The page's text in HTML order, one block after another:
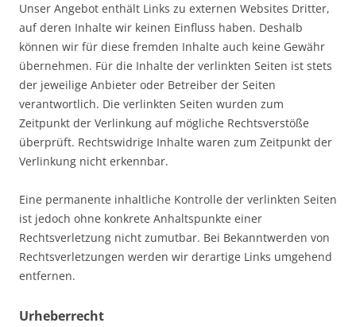
Unser Angebot enthält Links zu externen Websites Dritter,
auf deren Inhalte wir keinen Einfluss haben. Deshalb
können wir für diese fremden Inhalte auch keine Gewähr
übernehmen. Für die Inhalte der verlinkten Seiten ist stets
der jeweilige Anbieter oder Betreiber der Seiten
verantwortlich. Die verlinkten Seiten wurden zum
Zeitpunkt der Verlinkung auf mögliche Rechtsverstöße
überprüft. Rechtswidrige Inhalte waren zum Zeitpunkt der
Verlinkung nicht erkennbar.
Eine permanente inhaltliche Kontrolle der verlinkten Seiten
ist jedoch ohne konkrete Anhaltspunkte einer
Rechtsverletzung nicht zumutbar. Bei Bekanntwerden von
Rechtsverletzungen werden wir derartige Links umgehend
entfernen.
Urheberrecht